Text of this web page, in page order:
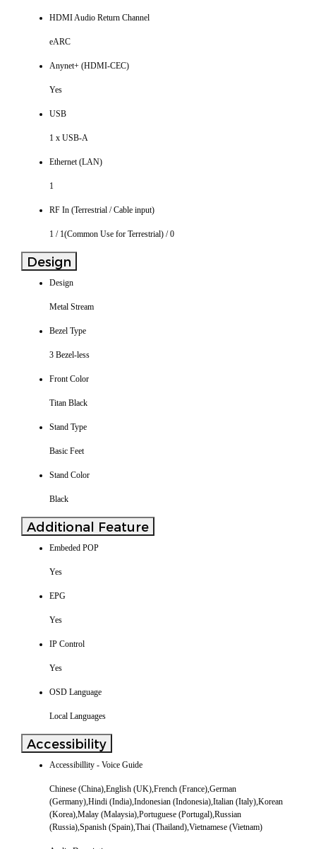
HDMI Audio Return Channel
eARC
Anynet+ (HDMI-CEC)
Yes
USB
1 x USB-A
Ethernet (LAN)
1
RF In (Terrestrial / Cable input)
1 / 1(Common Use for Terrestrial) / 0
Design
Design
Metal Stream
Bezel Type
3 Bezel-less
Front Color
Titan Black
Stand Type
Basic Feet
Stand Color
Black
Additional Feature
Embeded POP
Yes
EPG
Yes
IP Control
Yes
OSD Language
Local Languages
Accessibility
Accessibillity - Voice Guide
Chinese (China),English (UK),French (France),German
(Germany),Hindi (India),Indonesian (Indonesia),Italian (Italy),Korean
(Korea),Malay (Malaysia),Portuguese (Portugal),Russian
(Russia),Spanish (Spain),Thai (Thailand),Vietnamese (Vietnam)